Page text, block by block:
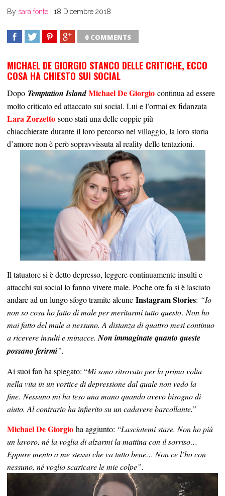
By sara fonte 18 Dicembre 2018
0 COMMENTS
MICHAEL DE GIORGIO STANCO DELLE CRITICHE, ECCO
COSA HA CHIESTO SUI SOCIAL
Dopo Temptation IslandMichael De Giorgio continua ad essere
molto criticato ed attaccato sui social. Lui e l’ormai ex fidanzata
Lara Zorzetto sono stati una delle coppie più
chiacchierate durante il loro percorso nel villaggio, la loro storia
d’amore non è però sopravvissuta al reality delle tentazioni.
Il tatuatore si è detto depresso, leggere continuamente insulti e
attacchi sui social lo fanno vivere male. Poche ore fa si è lasciato
andare ad un lungo sfogo tramite alcune Instagram Stories: “Io
non so cosa ho fatto di male per meritarmi tutto questo.Non ho
mai fatto del male a nessuno. A distanza di quattro mesi continuo
a ricevere insulti e minacce.Non immaginate quanto queste
possano ferirmi”.
Ai suoi fan ha spiegato: “Mi sono ritrovato per la prima volta
nella vita in un vortice di depressione dal quale non vedo la
fine. Nessuno mi ha teso una mano quando avevo bisogno di
aiuto. Al contrario ha infierito su un cadavere barcollante.”
Michael De Giorgio ha aggiunto: “Lasciatemi stare. Non ho più
un lavoro, né la voglia di alzarmi la mattina con il sorriso…
Eppure mento a me stesso che va tutto bene… Non ce l’ho con
nessuno, né voglio scaricare le mie colpe”.